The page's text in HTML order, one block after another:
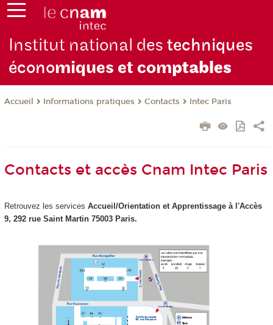
Institut national destechniques
économiques et comptables
Accueil Informations pratiques Contacts Intec Paris
Contacts et accès Cnam Intec Paris
Retrouvez les services Accueil/Orientation et Apprentissage à l'Accès
9, 292 rue Saint Martin 75003 Paris.